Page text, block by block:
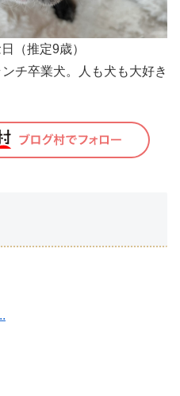
（推定9歳）
チ卒業犬。人も犬も大好き